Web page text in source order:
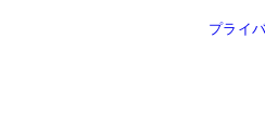
プライ